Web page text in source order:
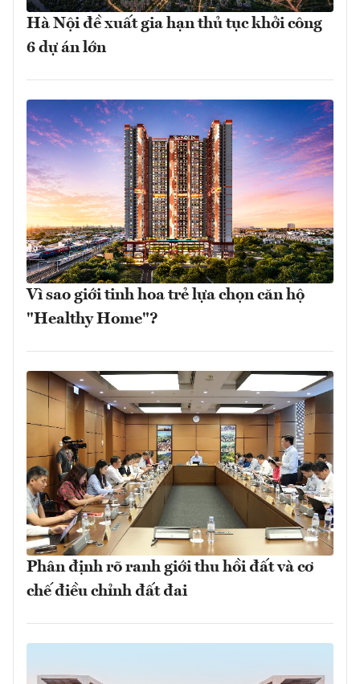
Hà Nội đề xuất gia hạn thủ tục khởi công
6 dự án lớn
Vì sao giới tinh hoa trẻ lựa chọn căn hộ
"Healthy Home"?
Phân định rõ ranh giới thu hồi đất và cơ
chế điều chỉnh đất đai